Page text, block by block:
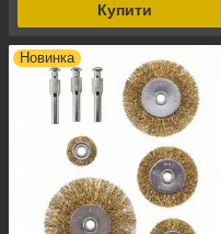
Купити
Новинка